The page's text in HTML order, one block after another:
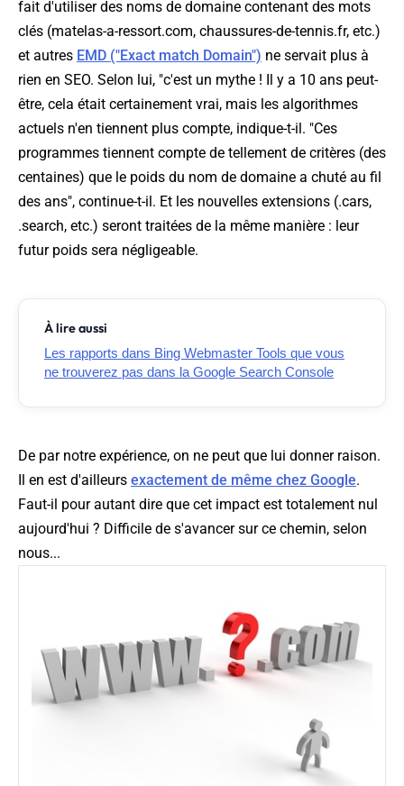
fait d'utiliser des noms de domaine contenant des mots
clés (matelas-a-ressort.com, chaussures-de-tennis.fr, etc.)
et autres EMD ("Exact match Domain") ne servait plus à
rien en SEO. Selon lui, "c'est un mythe ! Il y a 10 ans peut-
être, cela était certainement vrai, mais les algorithmes
actuels n'en tiennent plus compte, indique-t-il. "Ces
programmes tiennent compte de tellement de critères (des
centaines) que le poids du nom de domaine a chuté au fil
des ans", continue-t-il. Et les nouvelles extensions (.cars,
.search, etc.) seront traitées de la même manière : leur
futur poids sera négligeable.
À lire aussi
Les rapports dans Bing Webmaster Tools que vous
ne trouverez pas dans la Google Search Console
De par notre expérience, on ne peut que lui donner raison.
Il en est d'ailleurs exactement de même chez Google.
Faut-il pour autant dire que cet impact est totalement nul
aujourd'hui ? Difficile de s'avancer sur ce chemin, selon
nous...